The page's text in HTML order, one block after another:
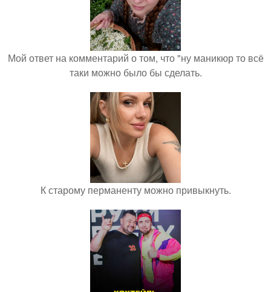
Мой ответ на комментарий о том, что "ну маникюр то всё
таки можно было бы сделать.
К старому перманенту можно привыкнуть.